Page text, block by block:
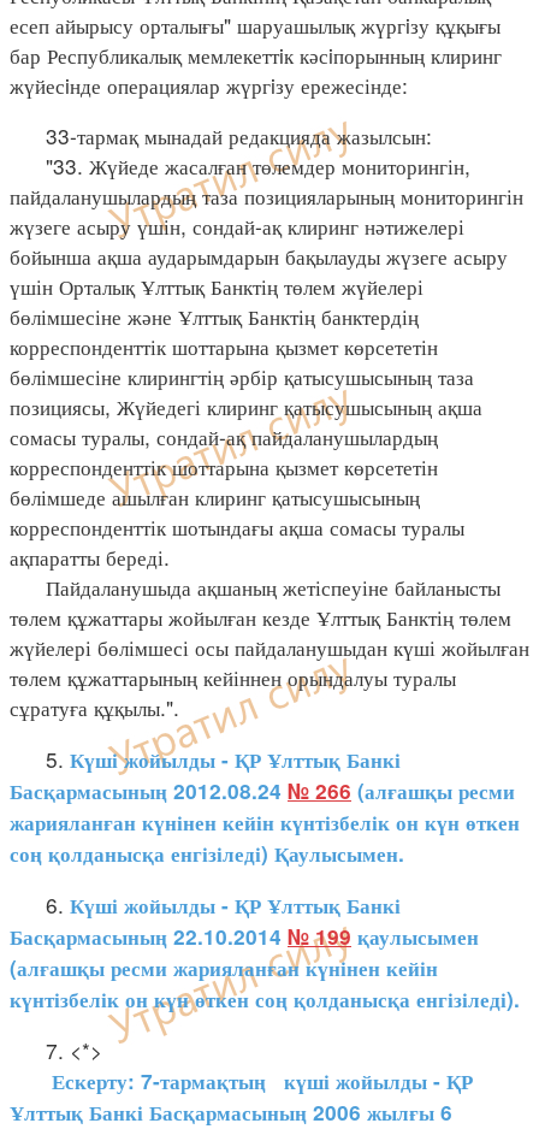
есеп айырысу орталығы" шаруашылық жүргiзу құқығы
бар Республикалық мемлекеттiк кәсiпорынның клиринг
жүйесiнде операциялар жүргiзу ережесінде:
33-тармақ мынадай редакцияда жазылсын:
"33. Жүйеде жасалған төлемдер мониторингін,
пайдаланушылардың таза позицияларының мониторингін
жүзеге асыру үшін, сондай-ақ клиринг нәтижелері
бойынша ақша аударымдарын бақылауды жүзеге асыру
үшін Орталық Ұлттық Банктің төлем жүйелері
бөлімшесіне және Ұлттық Банктің банктердің
корреспонденттік шоттарына қызмет көрсететін
бөлімшесіне клирингтің әрбір қатысушысының таза
позициясы, Жүйедегі клиринг қатысушысының ақша
сомасы туралы, сондай-ақ пайдаланушылардың
корреспонденттік шоттарына қызмет көрсететін
бөлімшеде ашылған клиринг қатысушысының
корреспонденттік шотындағы ақша сомасы туралы
ақпаратты береді.
Пайдаланушыда ақшаның жетіспеуіне байланысты
төлем құжаттары жойылған кезде Ұлттық Банктің төлем
жүйелері бөлімшесі осы пайдаланушыдан күші жойылған
төлем құжаттарының кейіннен орындалуы туралы
сұратуға құқылы.".
5. Күші жойылды - ҚР Ұлттық Банкі
Басқармасының 2012.08.24 № 266 (алғашқы ресми
жарияланған күнінен кейін күнтізбелік он күн өткен
соң қолданысқа енгізіледі) Қаулысымен.
6. Күші жойылды - ҚР Ұлттық Банкі
Басқармасының 22.10.2014 № 199 қаулысымен
(алғашқы ресми жарияланған күнінен кейін
күнтізбелік он күн өткен соң қолданысқа енгізіледі).
7. <*>
Ескерту: 7-тармақтың
күші жойылды - ҚР
Ұлттық Банкі Басқармасының 2006 жылғы 6